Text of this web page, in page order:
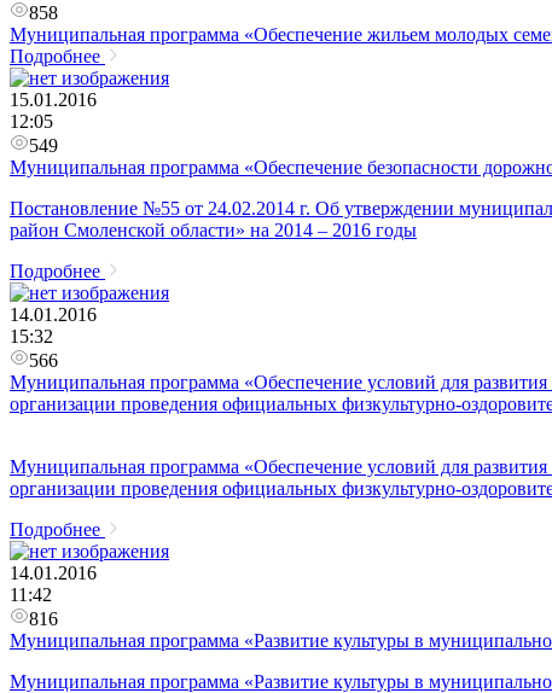
858
Муниципальная программа «Обеспечение жильем молодых
Подробнее
15.01.2016
12:05
549
Муниципальная программа «Обеспечение безопасности
Постановление №55 от 24.02.2014 г. Об утверждении
район Смоленской области» на 2014 – 2016 годы
Подробнее
14.01.2016
15:32
566
Муниципальная программа «Обеспечение условий для
организации проведения официальных физкультурно-
Муниципальная программа «Обеспечение условий для
организации проведения официальных физкультурно-
Подробнее
14.01.2016
11:42
816
Муниципальная программа «Развитие культуры в
Муниципальная программа «Развитие культуры в